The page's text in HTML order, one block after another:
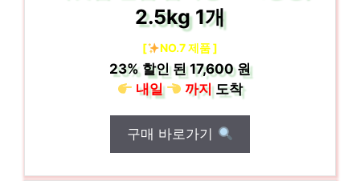
2.5kg 1개
[ NO.7 제품 ]
23%할인 된17,600 원
내일
까지도착
구매 바로가기